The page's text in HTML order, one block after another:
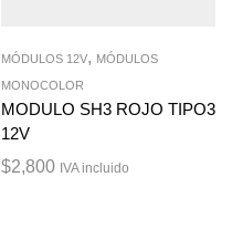
MÓDULOS 12V, MÓDULOS
MONOCOLOR
MODULO SH3 ROJO TIPO3
12V
$2,800 IVA incluido